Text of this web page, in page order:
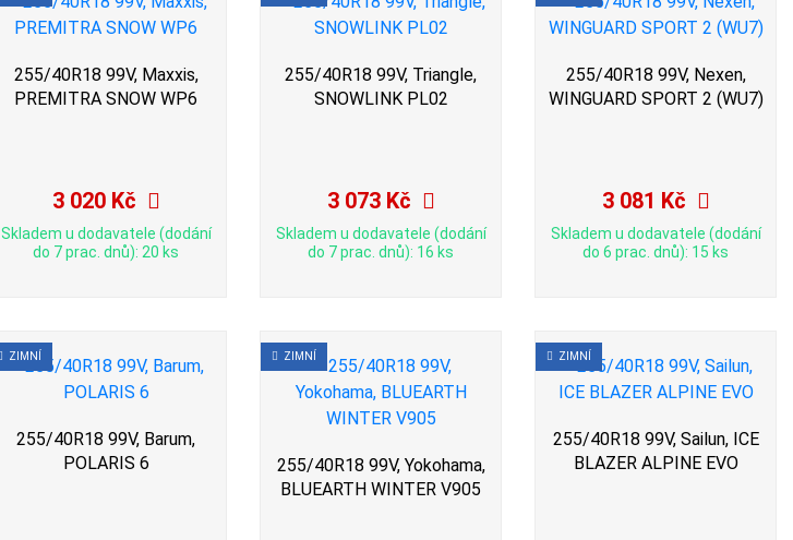
255/40R18 99V, Maxxis,
PREMITRA SNOW WP6
3 020 Kč
Skladem u dodavatele (dodání
do 7 prac. dnů): 20 ks
255/40R18 99V, Triangle,
SNOWLINK PL02
3 073 Kč
Skladem u dodavatele (dodání
do 7 prac. dnů): 16 ks
255/40R18 99V, Nexen,
WINGUARD SPORT 2 (WU7)
3 081 Kč
Skladem u dodavatele (dodání
do 6 prac. dnů): 15 ks
ZIMNÍ
255/40R18 99V, Barum,
POLARIS 6
ZIMNÍ
255/40R18 99V, Yokohama,
BLUEARTH WINTER V905
ZIMNÍ
255/40R18 99V, Sailun, ICE
BLAZER ALPINE EVO